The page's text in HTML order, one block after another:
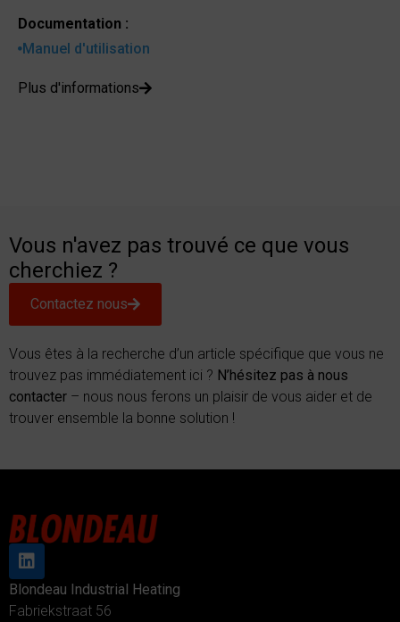
Documentation :
Manuel d'utilisation
Plus d'informations
Vous n'avez pas trouvé ce que vous
cherchiez ?
Contactez nous
Vous êtes à la recherche d’un article spécifique que vous ne
trouvez pas immédiatement ici ? N’hésitez pas à nous
contacter – nous nous ferons un plaisir de vous aider et de
trouver ensemble la bonne solution !
Blondeau Industrial Heating
Fabriekstraat 56